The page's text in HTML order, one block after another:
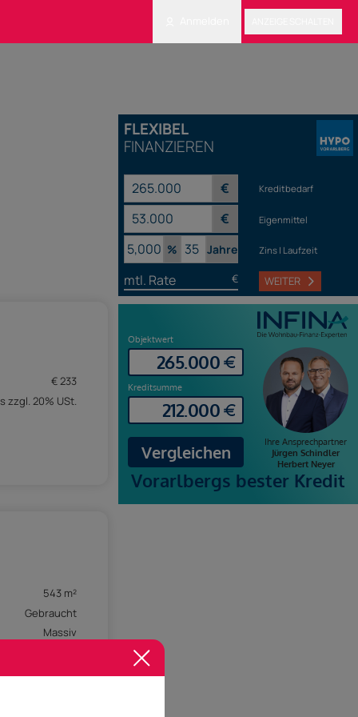
FLEXIBEL
FINANZIEREN
€ Kreditbedarf
€ Eigenmittel
% Jahre Zins | Laufzeit
mtl. Rate € WEITER
€ 233
zzgl. 20% USt.
543 m²
Gebraucht
Massiv